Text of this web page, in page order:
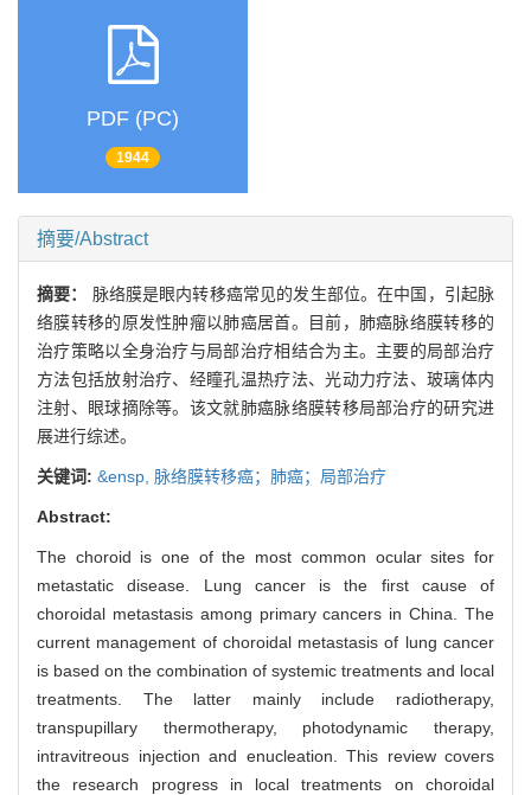
PDF (PC)
1944
摘要/Abstract
摘要： 脉络膜是眼内转移癌常见的发生部位。在中国，引起脉
络膜转移的原发性肿瘤以肺癌居首。目前，肺癌脉络膜转移的
治疗策略以全身治疗与局部治疗相结合为主。主要的局部治疗
方法包括放射治疗、经瞳孔温热疗法、光动力疗法、玻璃体内
注射、眼球摘除等。该文就肺癌脉络膜转移局部治疗的研究进
展进行综述。
关键词: &ensp, 脉络膜转移癌；肺癌；局部治疗
Abstract:
The choroid is one of the most common ocular sites for
metastatic disease. Lung cancer is the first cause of
choroidal metastasis among primary cancers in China. The
current management of choroidal metastasis of lung cancer
is based on the combination of systemic treatments and local
treatments. The latter mainly include radiotherapy,
transpupillary thermotherapy, photodynamic therapy,
intravitreous injection and enucleation. This review covers
the research progress in local treatments on choroidal